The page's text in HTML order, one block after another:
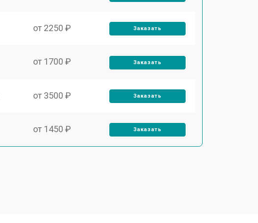
от 2250 ₽ Заказать
от 1700 ₽ Заказать
от 3500 ₽ Заказать
от 1450 ₽ Заказать